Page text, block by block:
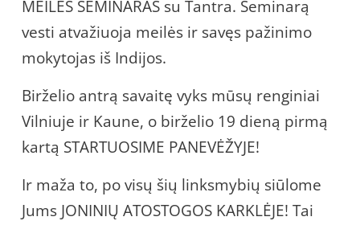
MEILĖS SEMINARAS su Tantra. Seminarą
vesti atvažiuoja meilės ir savęs pažinimo
mokytojas iš Indijos.
Birželio antrą savaitę vyks mūsų renginiai
Vilniuje ir Kaune, o birželio 19 dieną pirmą
kartą STARTUOSIME PANEVĖŽYJE!
Ir maža to, po visų šių linksmybių siūlome
Jums JONINIŲ ATOSTOGOS KARKLĖJE! Tai